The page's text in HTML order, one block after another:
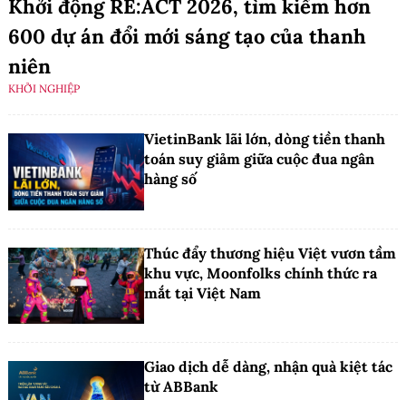
Khởi động RE:ACT 2026, tìm kiếm hơn
600 dự án đổi mới sáng tạo của thanh
niên
KHỞI NGHIỆP
VietinBank lãi lớn, dòng tiền thanh
toán suy giảm giữa cuộc đua ngân
hàng số
Thúc đẩy thương hiệu Việt vươn tầm
khu vực, Moonfolks chính thức ra
mắt tại Việt Nam
Giao dịch dễ dàng, nhận quà kiệt tác
từ ABBank